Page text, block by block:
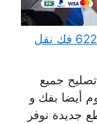
فني تكييف مركزي هندي الكويت 62224041 فك نقل
جميع
أيضا بفك و
جديدة نوفر